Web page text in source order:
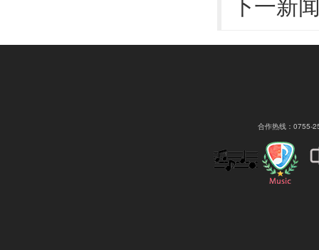
合作热线：0755-